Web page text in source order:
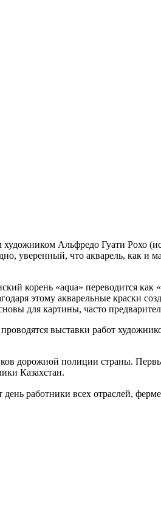
Альфредо Гуати Рохо
уверенный, что акварель, как и
корень «aqua» переводится как
этому акварельные краски
для картины, часто
выставки работ
дорожной полиции страны.
Казахстан.
работники всех отраслей,